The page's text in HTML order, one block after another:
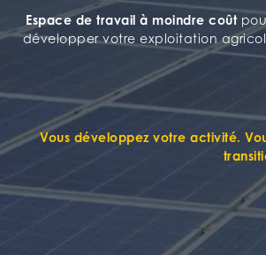
Espace de travail à moindre coût
développer votre exploitation
Vous développez votre activité.